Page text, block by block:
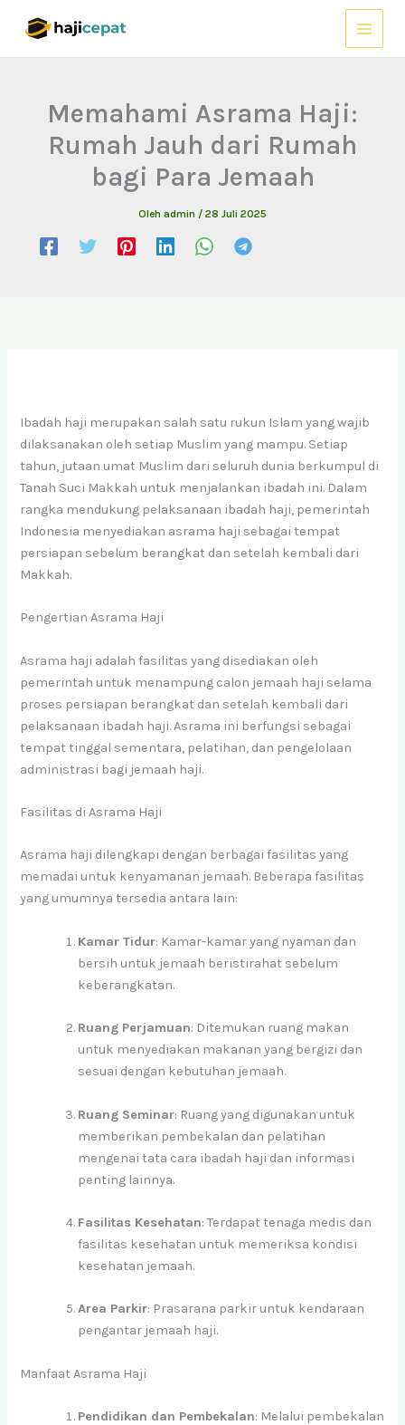
Memahami Asrama Haji:
Rumah Jauh dari Rumah
bagi Para Jemaah
Oleh admin / 28 Juli 2025
Ibadah haji merupakan salah satu rukun Islam yang wajib
dilaksanakan oleh setiap Muslim yang mampu. Setiap
tahun, jutaan umat Muslim dari seluruh dunia berkumpul di
Tanah Suci Makkah untuk menjalankan ibadah ini. Dalam
rangka mendukung pelaksanaan ibadah haji, pemerintah
Indonesia menyediakan asrama haji sebagai tempat
persiapan sebelum berangkat dan setelah kembali dari
Makkah.
Pengertian Asrama Haji
Asrama haji adalah fasilitas yang disediakan oleh
pemerintah untuk menampung calon jemaah haji selama
proses persiapan berangkat dan setelah kembali dari
pelaksanaan ibadah haji. Asrama ini berfungsi sebagai
tempat tinggal sementara, pelatihan, dan pengelolaan
administrasi bagi jemaah haji.
Fasilitas di Asrama Haji
Asrama haji dilengkapi dengan berbagai fasilitas yang
memadai untuk kenyamanan jemaah. Beberapa fasilitas
yang umumnya tersedia antara lain:
Kamar Tidur: Kamar-kamar yang nyaman dan
bersih untuk jemaah beristirahat sebelum
keberangkatan.
Ruang Perjamuan: Ditemukan ruang makan
untuk menyediakan makanan yang bergizi dan
sesuai dengan kebutuhan jemaah.
Ruang Seminar: Ruang yang digunakan untuk
memberikan pembekalan dan pelatihan
mengenai tata cara ibadah haji dan informasi
penting lainnya.
Fasilitas Kesehatan: Terdapat tenaga medis dan
fasilitas kesehatan untuk memeriksa kondisi
kesehatan jemaah.
Area Parkir: Prasarana parkir untuk kendaraan
pengantar jemaah haji.
Manfaat Asrama Haji
Pendidikan dan Pembekalan: Melalui pembekalan